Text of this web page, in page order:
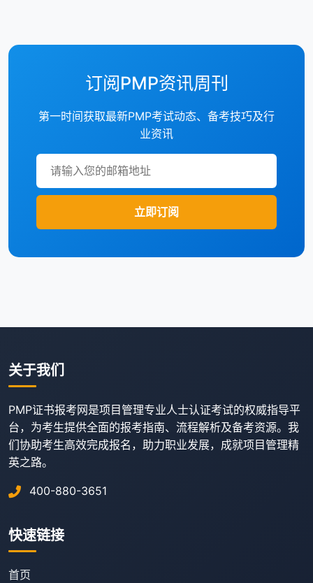
订阅PMP资讯周刊
第一时间获取最新PMP考试动态、备考技巧及行
业资讯
立即订阅
关于我们
PMP证书报考网是项目管理专业人士认证考试的权威指导平
台，为考生提供全面的报考指南、流程解析及备考资源。我
们协助考生高效完成报名，助力职业发展，成就项目管理精
英之路。
400-880-3651
快速链接
首页